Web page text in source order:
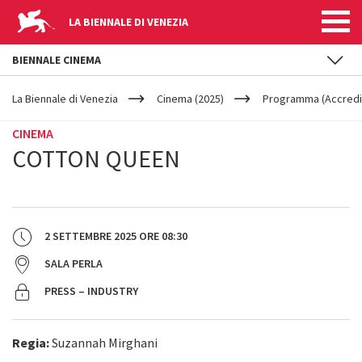
LA BIENNALE DI VENEZIA
YOUR
ARE
La Biennale di Venezia Cinema (2025) Programma
CINEMA
COTTON QUEEN
2 SETTEMBRE 2025 ORE 08:30
SALA PERLA
PRESS – INDUSTRY
Regia:Suzannah Mirghani
BIENNALE CINEMA